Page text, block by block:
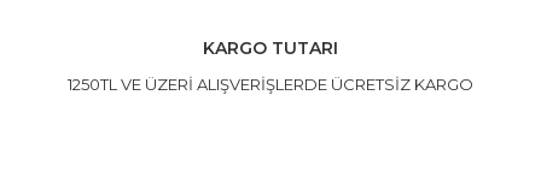
KARGO TUTARI
1250TL VE ÜZERİ ALIŞVERİŞLERDE ÜCRETSİZ KARGO